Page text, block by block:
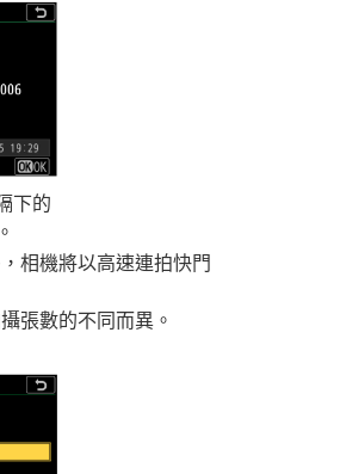
下的
相機將以高速連拍快門
張數的不同而異。